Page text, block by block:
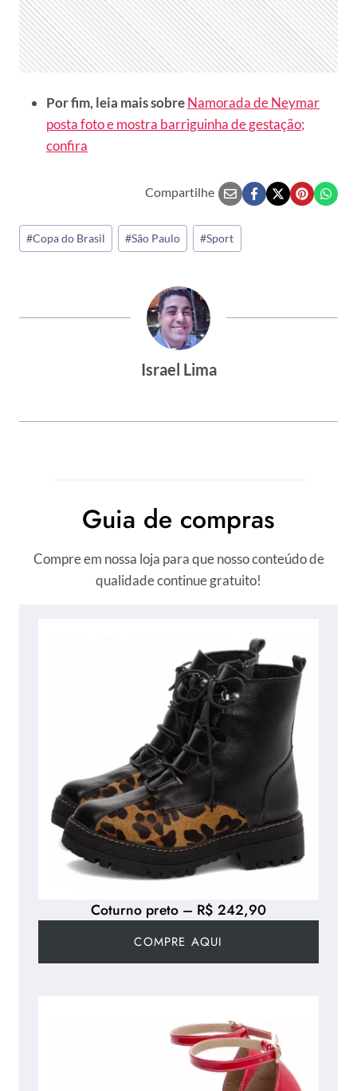
Por fim, leia mais sobreNamorada de Neymar
posta foto e mostra barriguinha de gestação;
confira
Compartilhe
Tags
do
#Copa do Brasil #São Paulo #Sport
Israel Lima
Guia de compras
Compre em nossa loja para que nosso conteúdo de
qualidade continue gratuito!
Coturno preto – R$ 242,90
COMPRE AQUI